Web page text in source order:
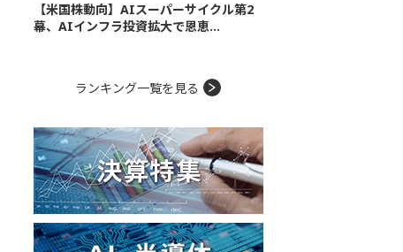
【米国株動向】AIスーパーサイクル第2
幕、AIインフラ投資拡大で恩恵...
ランキング一覧を見る